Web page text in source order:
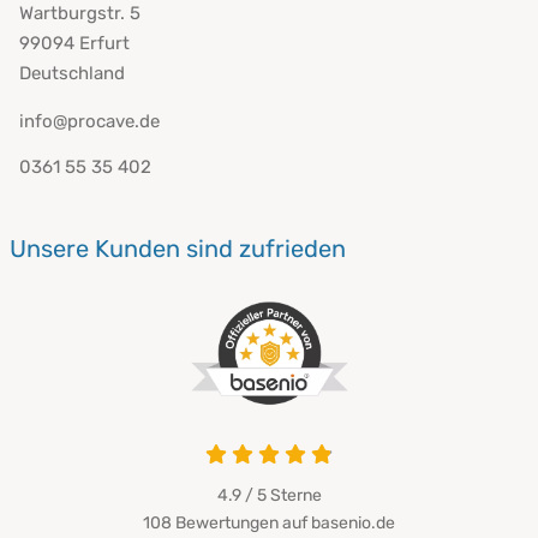
Wartburgstr. 5
99094 Erfurt
Deutschland
info@procave.de
0361 55 35 402
Unsere Kunden sind zufrieden
4.9 von 5
4.9 / 5Sterne
108 Bewertungen auf basenio.de